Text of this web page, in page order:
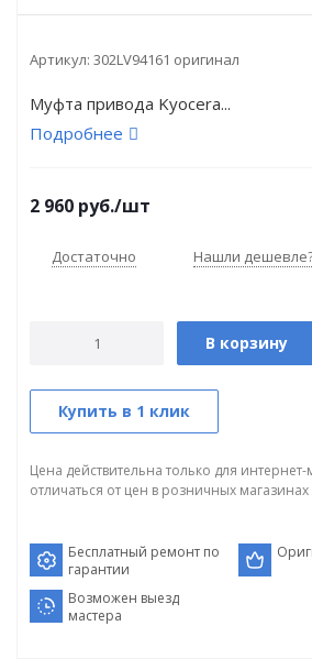
Артикул: 302LV94161 оригинал
Муфта привода Kyocera...
Подробнее
2 960 руб./шт
Достаточно Нашли
В корзину
Купить в 1 клик
Цена действительна только для
отличаться от цен в розничных магазинах
Бесплатный ремонт по
гарантии
Возможен выезд
мастера